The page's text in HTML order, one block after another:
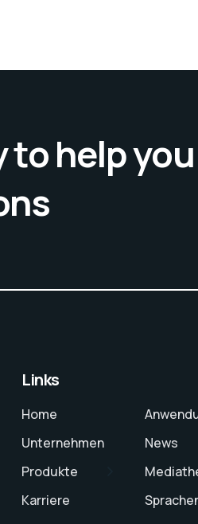
to help
Links
Home
Unternehmen
Produkte
Karriere
News